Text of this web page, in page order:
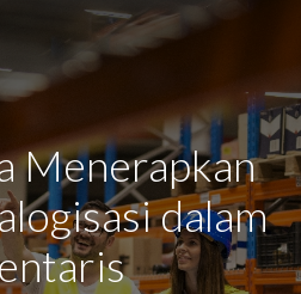
Menerapkan
dalam